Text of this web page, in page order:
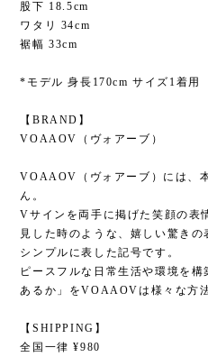
股下 18.5cm
ワタリ 34cm
裾幅 33cm
*モデル 身長170cm サイズ1着用
【BRAND】
VOAAOV（ヴォアーブ）
VOAAOV（ヴォアーブ）には、
ん。
Vサインを両手に掲げた笑顔の表
見した時のような、嬉しい驚き
シンプルに表した記号です。
ピースフルな日常生活や環境を
あるか」をVOAAOVは様々な方
【SHIPPING】
全国一律 ¥980